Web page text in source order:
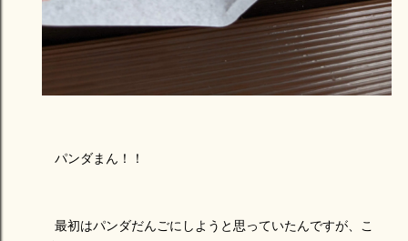
パンダまん！！
最初はパンダだんごにしようと思っていたんですが、こ